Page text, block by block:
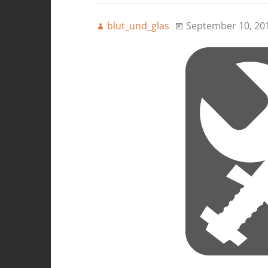
blut_und_glas September 10,